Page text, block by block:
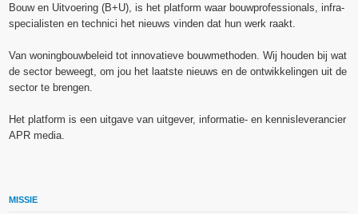
Bouw en Uitvoering (B+U), is het platform waar bouwprofessionals, infra-
specialisten en technici het nieuws vinden dat hun werk raakt.
Van woningbouwbeleid tot innovatieve bouwmethoden. Wij houden bij wat
de sector beweegt, om jou het laatste nieuws en de ontwikkelingen uit de
sector te brengen.
Het platform is een uitgave van uitgever, informatie- en kennisleverancier
APR media.
MISSIE